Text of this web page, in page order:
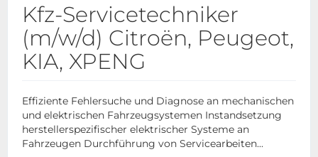
Kfz-Servicetechniker
(m/w/d) Citroën, Peugeot,
KIA, XPENG
Effiziente Fehlersuche und Diagnose an mechanischen
und elektrischen Fahrzeugsystemen Instandsetzung
herstellerspezifischer elektrischer Systeme an
Fahrzeugen Durchführung von Servicearbeiten...